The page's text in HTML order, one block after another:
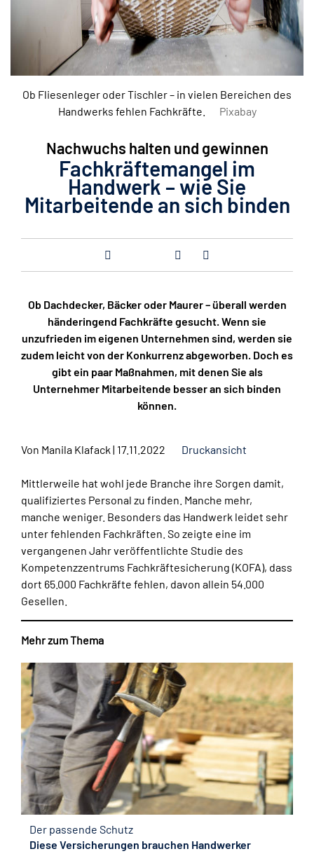
Ob Fliesenleger oder Tischler – in vielen Bereichen des
Handwerks fehlen Fachkräfte.
Pixabay
Nachwuchs halten und gewinnen
Fachkräftemangel im
Handwerk – wie Sie
Mitarbeitende an sich binden
Ob Dachdecker, Bäcker oder Maurer – überall werden
händeringend Fachkräfte gesucht. Wenn sie
unzufrieden im eigenen Unternehmen sind, werden sie
zudem leicht von der Konkurrenz abgeworben. Doch es
gibt ein paar Maßnahmen, mit denen Sie als
Unternehmer Mitarbeitende besser an sich binden
können.
Von Manila Klafack | 17.11.2022 Druckansicht
Mittlerweile hat wohl jede Branche ihre Sorgen damit,
qualifiziertes Personal zu finden. Manche mehr,
manche weniger. Besonders das Handwerk leidet sehr
unter fehlenden Fachkräften. So zeigte eine im
vergangenen Jahr veröffentlichte Studie des
Kompetenzzentrums Fachkräftesicherung (KOFA), dass
dort 65.000 Fachkräfte fehlen, davon allein 54.000
Gesellen.
Mehr zum Thema
Der passende Schutz
Diese Versicherungen brauchen Handwerker